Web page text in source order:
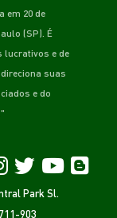
em 20 de
(SP). É
lucrativos e de
suas
e do
Park Sl.
903